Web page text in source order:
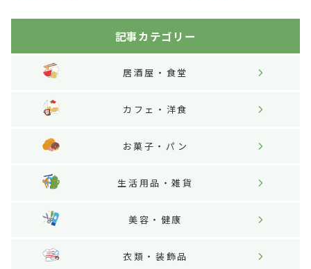
記事カテゴリー
居酒屋・食堂
カフェ・洋食
お菓子・パン
生活用品・雑貨
美容・健康
衣類・装飾品